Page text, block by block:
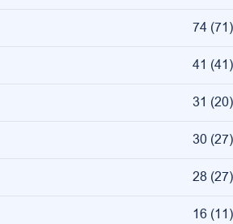
74 (71)
41 (41)
31 (20)
30 (27)
28 (27)
16 (11)